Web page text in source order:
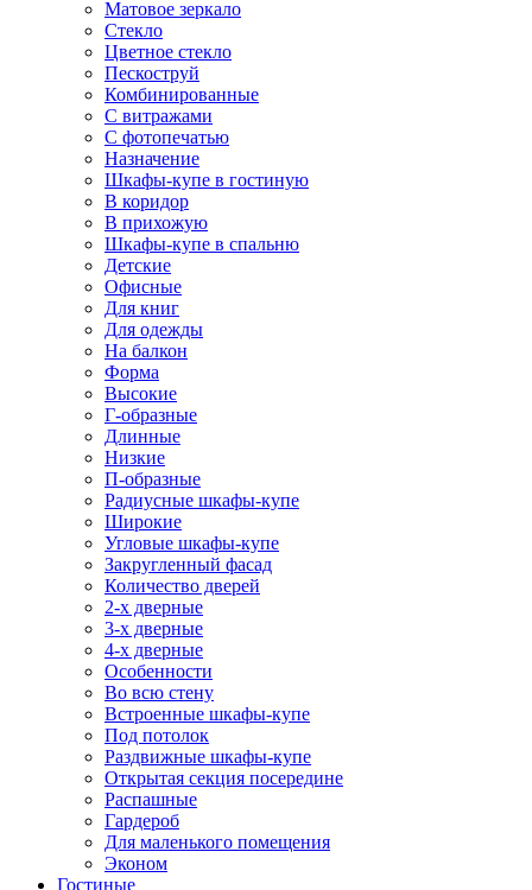
Матовое зеркало
Стекло
Цветное стекло
Пескоструй
Комбинированные
С витражами
С фотопечатью
Назначение
Шкафы-купе в гостиную
В коридор
В прихожую
Шкафы-купе в спальню
Детские
Офисные
Для книг
Для одежды
На балкон
Форма
Высокие
Г-образные
Длинные
Низкие
П-образные
Радиусные шкафы-купе
Широкие
Угловые шкафы-купе
Закругленный фасад
Количество дверей
2-х дверные
3-х дверные
4-х дверные
Особенности
Во всю стену
Встроенные шкафы-купе
Под потолок
Раздвижные шкафы-купе
Открытая секция посередине
Распашные
Гардероб
Для маленького помещения
Эконом
Гостиные